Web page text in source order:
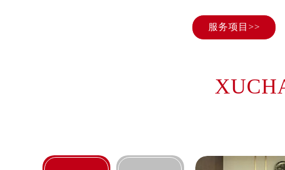
温州市鹿城区锦绣路1067号置信广场10
东莞市东城街道鸿福东路1号民盈国贸中
无锡市梁溪区人民中路139号恒隆广场写
南通市崇川区工农路57号圆融广场写字
武汉市江汉区解放大道686号世界贸易大
服务项目>>